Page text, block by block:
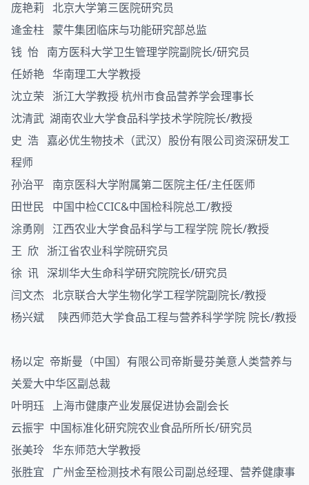
庞艳莉 北京大学第三医院研究员
逄金柱 蒙牛集团临床与功能研究部总监
钱 怡 南方医科大学卫生管理学院副院长/研究员
任娇艳 华南理工大学教授
沈立荣 浙江大学教授 杭州市食品营养学会理事长
沈清武 湖南农业大学食品科学技术学院院长/教授
史 浩 嘉必优生物技术（武汉）股份有限公司资深研发工
程师
孙治平 南京医科大学附属第二医院主任/主任医师
田世民 中国中检CCIC&中国检科院总工/教授
涂勇刚 江西农业大学食品科学与工程学院 院长/教授
王 欣 浙江省农业科学院研究员
徐 讯 深圳华大生命科学研究院院长/研究员
闫文杰 北京联合大学生物化学工程学院副院长/教授
杨兴斌 陕西师范大学食品工程与营养科学学院 院长/教授
杨以定 帝斯曼（中国）有限公司帝斯曼芬美意人类营养与
关爱大中华区副总裁
叶明珏 上海市健康产业发展促进协会副会长
云振宇 中国标准化研究院农业食品所所长/研究员
张美玲 华东师范大学教授
张胜宜 广州金至检测技术有限公司副总经理、营养健康事